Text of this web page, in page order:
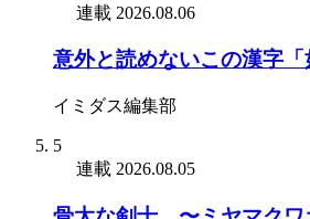
連載 2026.08.06
意外と読めないこの漢字「
イミダス編集部
5
連載 2026.08.05